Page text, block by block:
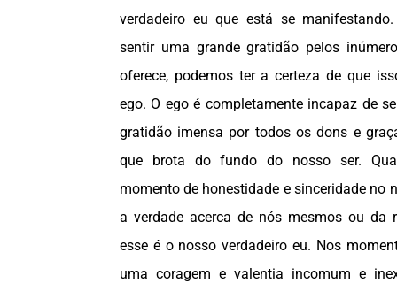
verdadeiro eu que está se
sentir uma grande gratidão pelos
oferece, podemos ter a certeza de que
ego. O ego é completamente incapaz de
gratidão imensa por todos os dons e
que brota do fundo do nosso ser.
momento de honestidade e sinceridade no
a verdade acerca de nós mesmos ou da
esse é o nosso verdadeiro eu. Nos
uma coragem e valentia incomum e